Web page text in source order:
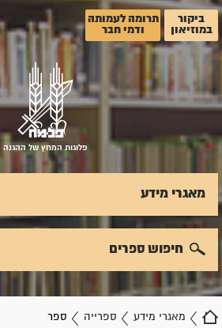
ביקור
במוזיאון
תרומה לעמותה
ודמי חבר
פלוגות המחץ של ההגנה
מאגרי מידע ספרייה ספר
מאגרי מידע
חיפוש ספרים